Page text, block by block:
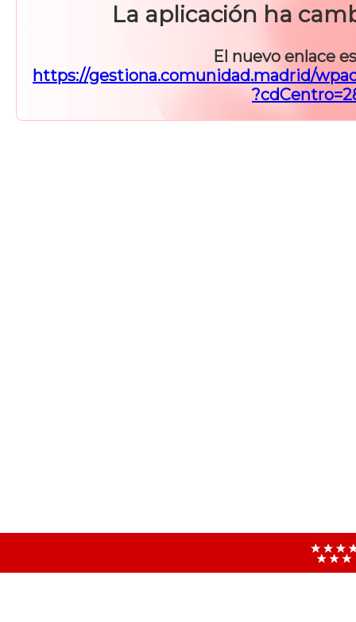
La aplicación ha
El nuevo enlace
https://gestiona.comunidad.madrid/